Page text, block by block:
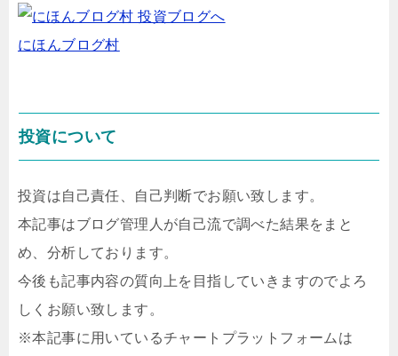
にほんブログ村
投資について
投資は自己責任、自己判断でお願い致します。
本記事はブログ管理人が自己流で調べた結果をまと
め、分析しております。
今後も記事内容の質向上を目指していきますのでよろ
しくお願い致します。
※本記事に用いているチャートプラットフォームは